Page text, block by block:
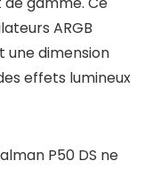
ARGB
une dimension
effets lumineux
P50 DS ne